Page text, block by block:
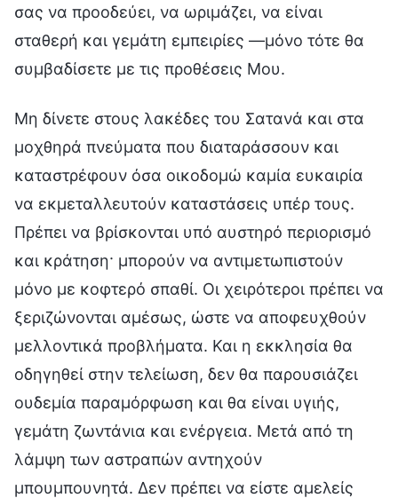
σας να προοδεύει, να ωριμάζει, να είναι
σταθερή και γεμάτη εμπειρίες —μόνο τότε θα
συμβαδίσετε με τις προθέσεις Μου.
Μη δίνετε στους λακέδες του Σατανά και στα
μοχθηρά πνεύματα που διαταράσσουν και
καταστρέφουν όσα οικοδομώ καμία ευκαιρία
να εκμεταλλευτούν καταστάσεις υπέρ τους.
Πρέπει να βρίσκονται υπό αυστηρό περιορισμό
και κράτηση· μπορούν να αντιμετωπιστούν
μόνο με κοφτερό σπαθί. Οι χειρότεροι πρέπει να
ξεριζώνονται αμέσως, ώστε να αποφευχθούν
μελλοντικά προβλήματα. Και η εκκλησία θα
οδηγηθεί στην τελείωση, δεν θα παρουσιάζει
ουδεμία παραμόρφωση και θα είναι υγιής,
γεμάτη ζωντάνια και ενέργεια. Μετά από τη
λάμψη των αστραπών αντηχούν
μπουμπουνητά. Δεν πρέπει να είστε αμελείς